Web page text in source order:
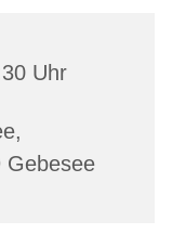
Uhr
Gebesee